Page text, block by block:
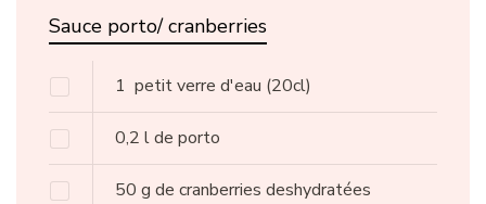
Sauce porto/ cranberries
1 petit verre d'eau (20cl)
0,2 lde porto
50 g de cranberries deshydratées